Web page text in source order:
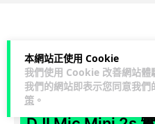
本網站正使用 Cookie
我們使用 Cookie 改善網站體
我們的網站即表示您同意我們
策 。
Vin 2 日